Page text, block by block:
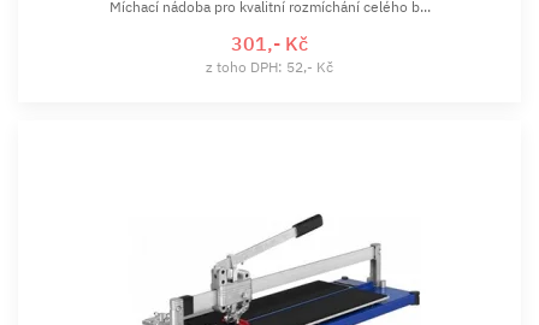
Míchací nádoba pro kvalitní rozmíchání celého b...
301,- Kč
z toho DPH: 52,- Kč